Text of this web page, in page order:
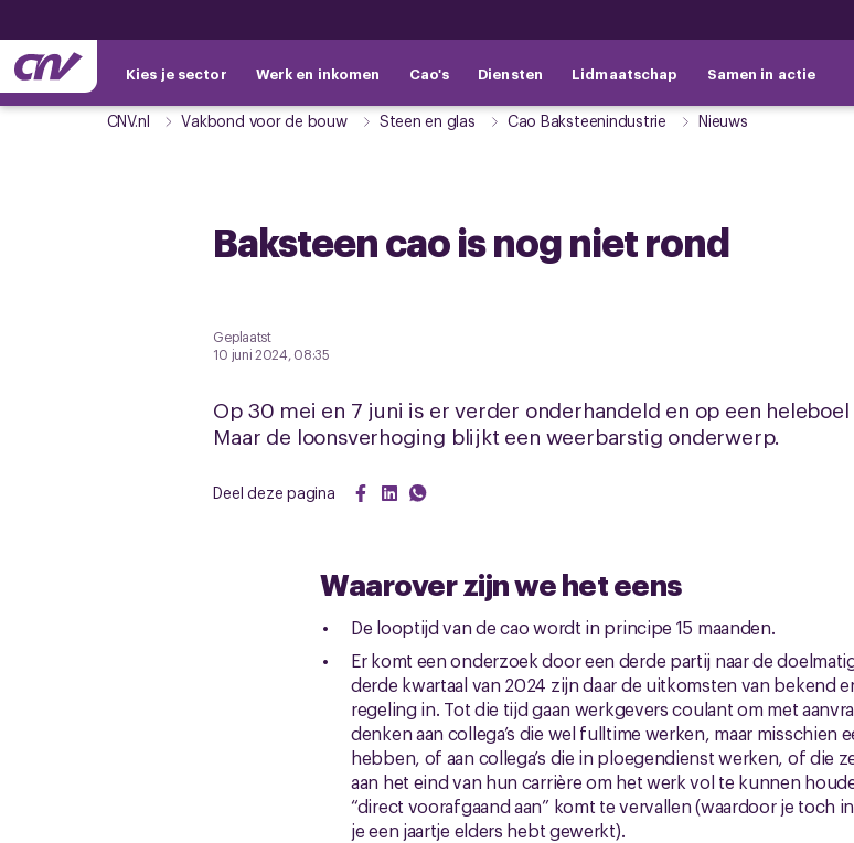
Kies je sector Werk en inkomen Cao's Diensten Lidmaatschap Samen in actie
CNV.nl Vakbond voor de bouw Steen en glas Cao Baksteenindustrie Nieuws
Baksteen cao is nog niet rond
Geplaatst
10 juni 2024, 08:35
Op 30 mei en 7 juni is er verder onderhandeld en op een
Maar de loonsverhoging blijkt een weerbarstig onderwerp.
Deel deze pagina
Waarover zijn we het eens
De looptijd van de cao wordt in principe 15 maanden.
Er komt een onderzoek door een derde partij naar de
derde kwartaal van 2024 zijn daar de uitkomsten van bekend
regeling in. Tot die tijd gaan werkgevers coulant om met
denken aan collega’s die wel fulltime werken, maar misschien
hebben, of aan collega’s die in ploegendienst werken, of die
aan het eind van hun carrière om het werk vol te kunnen
“direct voorafgaand aan” komt te vervallen (waardoor je toch
je een jaartje elders hebt gewerkt).